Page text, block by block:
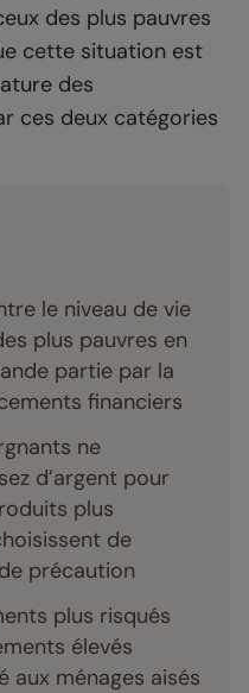
des plus pauvres
cette situation est
des
ces deux catégories
le niveau de vie
plus pauvres en
partie par la
financiers
ne
d’argent pour
plus
de
précaution
plus risqués
élevés
aux ménages aisés